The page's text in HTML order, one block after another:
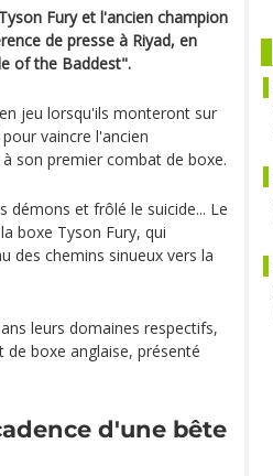
Fury et l'ancien champion
de presse à Riyad, en
of the Baddest".
jeu lorsqu'ils monteront sur
vaincre l'ancien
son premier combat de boxe.
démons et frôlé le suicide... Le
boxe Tyson Fury, qui
des chemins sinueux vers la
leurs domaines respectifs,
boxe anglaise, présenté
d'une bête